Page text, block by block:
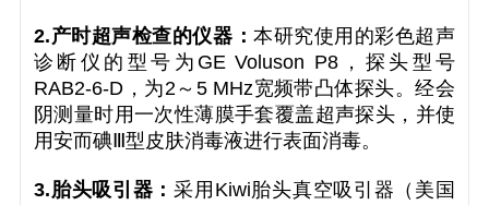
2.产时超声检查的仪器：本研究使用的彩色超声
诊断仪的型号为GE Voluson P8，探头型号
RAB2-6-D，为2～5 MHz宽频带凸体探头。经会
阴测量时用一次性薄膜手套覆盖超声探头，并使
用安而碘Ⅲ型皮肤消毒液进行表面消毒。
3.胎头吸引器：采用Kiwi胎头真空吸引器（美国